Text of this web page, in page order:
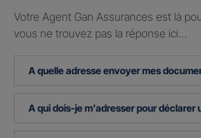
Votre Agent Gan Assurances est là
vous ne trouvez pas la réponse ici…
A quelle adresse envoyer mes
A qui dois-je m’adresser pour déclarer